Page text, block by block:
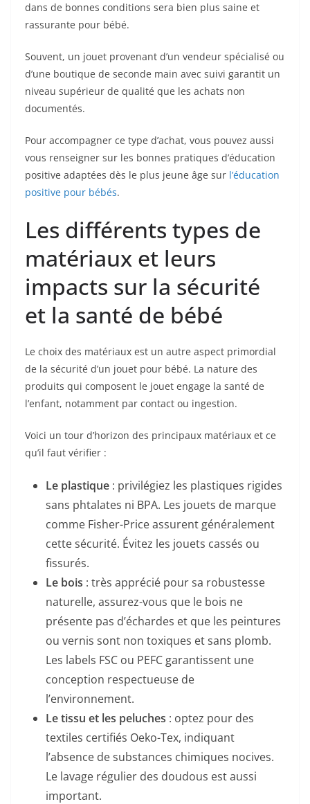
dans de bonnes conditions sera bien plus saine et
rassurante pour bébé.
Souvent, un jouet provenant d’un vendeur spécialisé ou
d’une boutique de seconde main avec suivi garantit un
niveau supérieur de qualité que les achats non
documentés.
Pour accompagner ce type d’achat, vous pouvez aussi
vous renseigner sur les bonnes pratiques d’éducation
positive adaptées dès le plus jeune âge sur l’éducation
positive pour bébés.
Les différents types de
matériaux et leurs
impacts sur la sécurité
et la santé de bébé
Le choix des matériaux est un autre aspect primordial
de la sécurité d’un jouet pour bébé. La nature des
produits qui composent le jouet engage la santé de
l’enfant, notamment par contact ou ingestion.
Voici un tour d’horizon des principaux matériaux et ce
qu’il faut vérifier :
Le plastique : privilégiez les plastiques rigides
sans phtalates ni BPA. Les jouets de marque
comme Fisher-Price assurent généralement
cette sécurité. Évitez les jouets cassés ou
fissurés.
Le bois : très apprécié pour sa robustesse
naturelle, assurez-vous que le bois ne
présente pas d’échardes et que les peintures
ou vernis sont non toxiques et sans plomb.
Les labels FSC ou PEFC garantissent une
conception respectueuse de
l’environnement.
Le tissu et les peluches : optez pour des
textiles certifiés Oeko-Tex, indiquant
l’absence de substances chimiques nocives.
Le lavage régulier des doudous est aussi
important.